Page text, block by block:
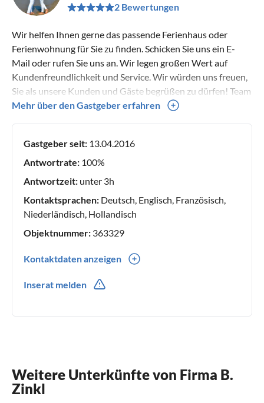
2 Bewertungen
Wir helfen Ihnen gerne das passende Ferienhaus oder
Ferienwohnung für Sie zu finden. Schicken Sie uns ein E-
Mail oder rufen Sie uns an. Wir legen großen Wert auf
Kundenfreundlichkeit und Service. Wir würden uns freuen,
Sie als unsere Kunden und Gäste begrüßen zu dürfen! Team
B-Home with us
Mehr über den Gastgeber erfahren
Gastgeber seit: 13.04.2016
Antwortrate: 100%
Antwortzeit: unter 3h
Kontaktsprachen: Deutsch, Englisch, Französisch,
Niederländisch, Hollandisch
Objektnummer: 363329
Kontaktdaten anzeigen
Inserat melden
Weitere Unterkünfte von Firma B.
Zinkl